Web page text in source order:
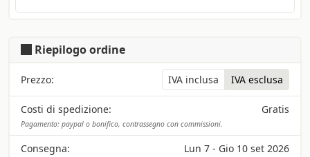
Riepilogo ordine
Prezzo: IVA inclusa IVA esclusa
Costi di spedizione: Gratis
Pagamento: paypal o bonifico, contrassegno con commissioni.
Consegna: Lun 7 - Gio 10 set 2026